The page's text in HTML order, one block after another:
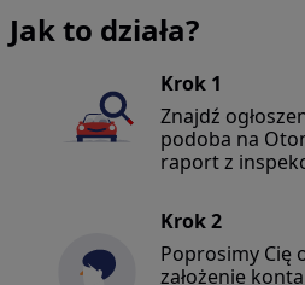
Jak to działa?
Krok 1
Znajdź
podoba na
raport z
Krok 2
Poprosimy Cię
założenie